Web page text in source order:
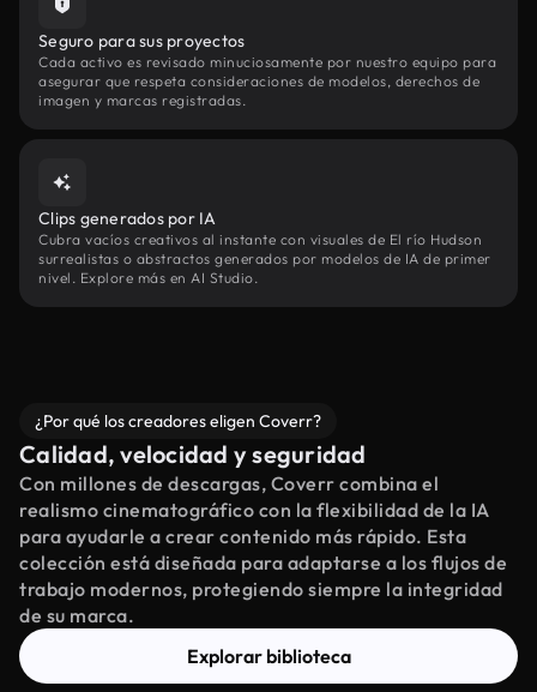
Seguro para sus proyectos
Cada activo es revisado minuciosamente por nuestro equipo para
asegurar que respeta consideraciones de modelos, derechos de
imagen y marcas registradas.
Clips generados por IA
Cubra vacíos creativos al instante con visuales de El río Hudson
surrealistas o abstractos generados por modelos de IA de primer
nivel. Explore más en AI Studio.
¿Por qué los creadores eligen Coverr?
Calidad, velocidad y seguridad
Con millones de descargas, Coverr combina el
realismo cinematográfico con la flexibilidad de la IA
para ayudarle a crear contenido más rápido. Esta
colección está diseñada para adaptarse a los flujos de
trabajo modernos, protegiendo siempre la integridad
de su marca.
Explorar biblioteca